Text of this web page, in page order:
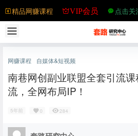
精品网赚课程 VIP会员 点击
网赚课程 自媒体&短视频
南巷网创副业联盟全套引流
流，全网布局IP！
5年前 0 284